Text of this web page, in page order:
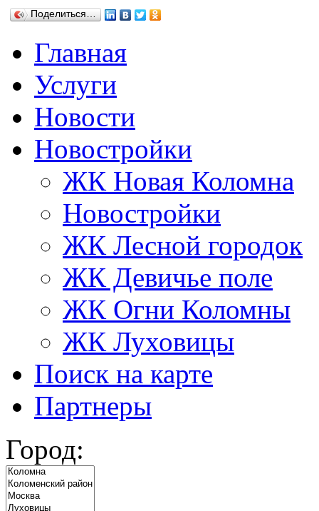
Поделиться…
Главная
Услуги
Новости
Новостройки
ЖК Новая Коломна
Новостройки
ЖК Лесной городок
ЖК Девичье поле
ЖК Огни Коломны
ЖК Луховицы
Поиск на карте
Партнеры
Город: